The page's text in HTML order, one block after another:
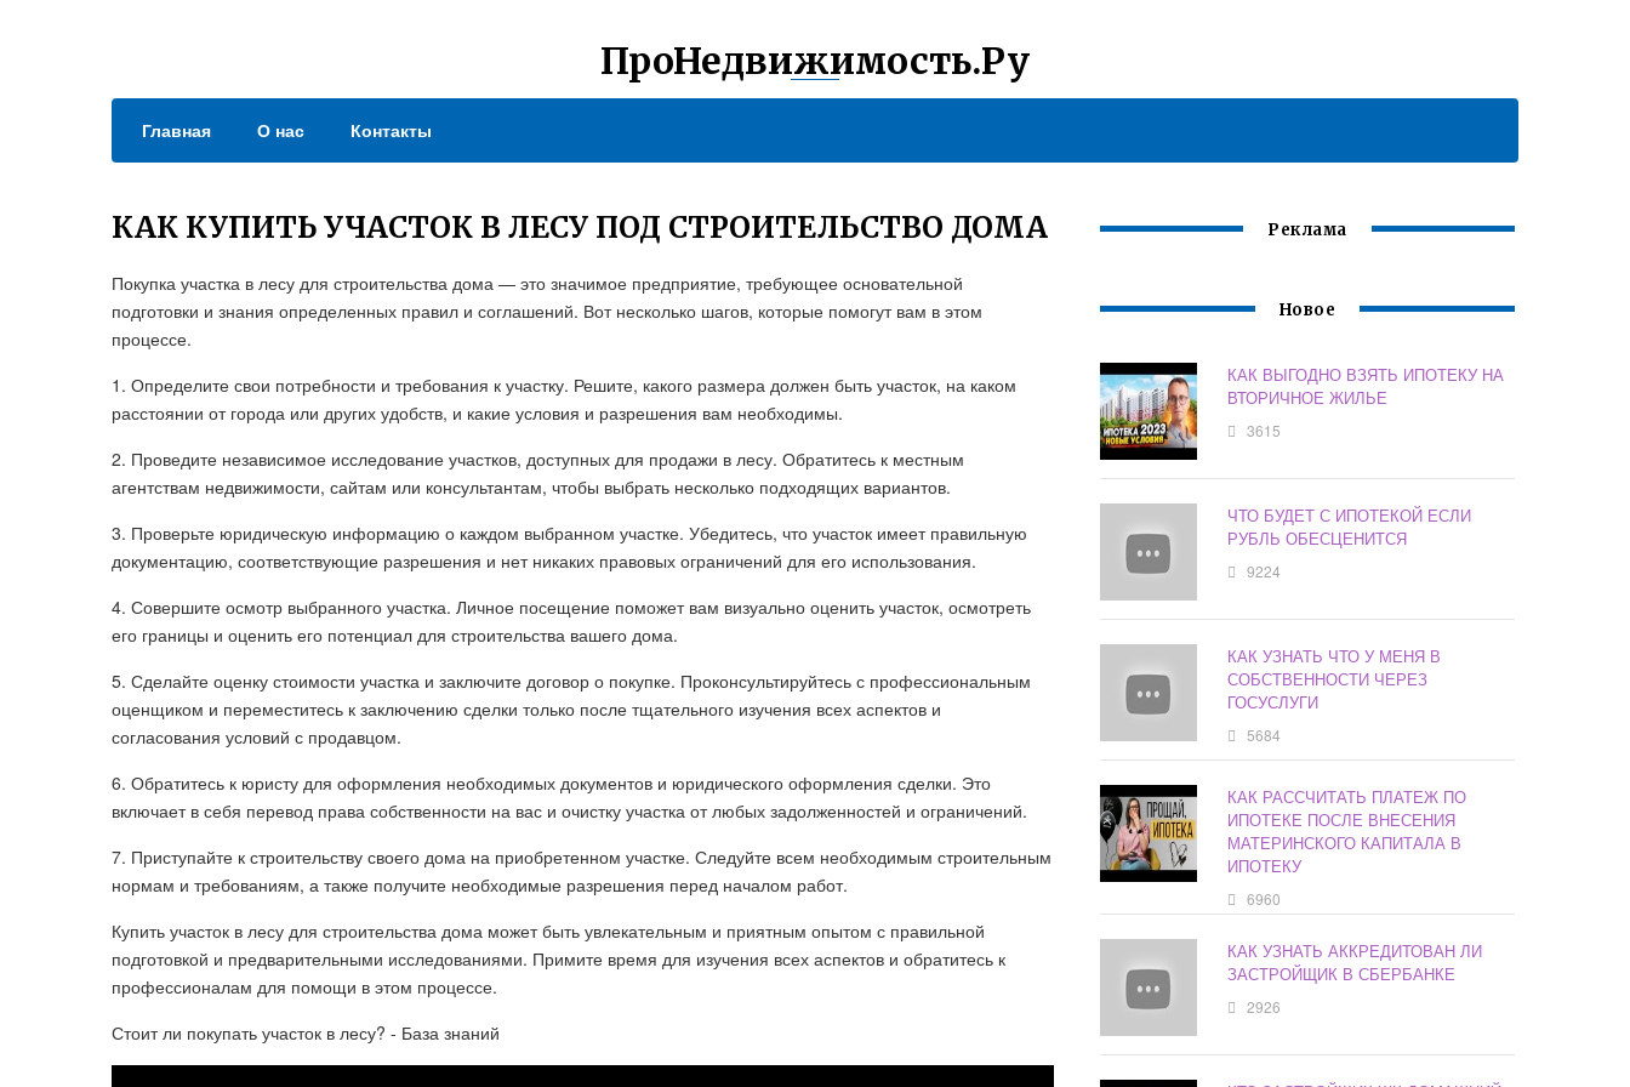
ПроНедвижимость.Ру
Главная О нас Контакты
КАК КУПИТЬ УЧАСТОК В ЛЕСУ ПОД СТРОИТЕЛЬСТВО ДОМА
Покупка участка в лесу для строительства дома — это значимое предприятие, требующее основательной
подготовки и знания определенных правил и соглашений. Вот несколько шагов, которые помогут вам в этом
процессе.
1. Определите свои потребности и требования к участку. Решите, какого размера должен быть участок, на каком
расстоянии от города или других удобств, и какие условия и разрешения вам необходимы.
2. Проведите независимое исследование участков, доступных для продажи в лесу. Обратитесь к местным
агентствам недвижимости, сайтам или консультантам, чтобы выбрать несколько подходящих вариантов.
3. Проверьте юридическую информацию о каждом выбранном участке. Убедитесь, что участок имеет правильную
документацию, соответствующие разрешения и нет никаких правовых ограничений для его использования.
4. Совершите осмотр выбранного участка. Личное посещение поможет вам визуально оценить участок, осмотреть
его границы и оценить его потенциал для строительства вашего дома.
5. Сделайте оценку стоимости участка и заключите договор о покупке. Проконсультируйтесь с профессиональным
оценщиком и переместитесь к заключению сделки только после тщательного изучения всех аспектов и
согласования условий с продавцом.
6. Обратитесь к юристу для оформления необходимых документов и юридического оформления сделки. Это
включает в себя перевод права собственности на вас и очистку участка от любых задолженностей и ограничений.
7. Приступайте к строительству своего дома на приобретенном участке. Следуйте всем необходимым строительным
нормам и требованиям, а также получите необходимые разрешения перед началом работ.
Купить участок в лесу для строительства дома может быть увлекательным и приятным опытом с правильной
подготовкой и предварительными исследованиями. Примите время для изучения всех аспектов и обратитесь к
профессионалам для помощи в этом процессе.
Стоит ли покупать участок в лесу? - База знаний
Реклама
Новое
КАК ВЫГОДНО ВЗЯТЬ ИПОТЕКУ НА
ВТОРИЧНОЕ ЖИЛЬЕ
3615
ЧТО БУДЕТ С ИПОТЕКОЙ ЕСЛИ
РУБЛЬ ОБЕСЦЕНИТСЯ
9224
КАК УЗНАТЬ ЧТО У МЕНЯ В
СОБСТВЕННОСТИ ЧЕРЕЗ
ГОСУСЛУГИ
5684
КАК РАССЧИТАТЬ ПЛАТЕЖ ПО
ИПОТЕКЕ ПОСЛЕ ВНЕСЕНИЯ
МАТЕРИНСКОГО КАПИТАЛА В
ИПОТЕКУ
6960
КАК УЗНАТЬ АККРЕДИТОВАН ЛИ
ЗАСТРОЙЩИК В СБЕРБАНКЕ
2926